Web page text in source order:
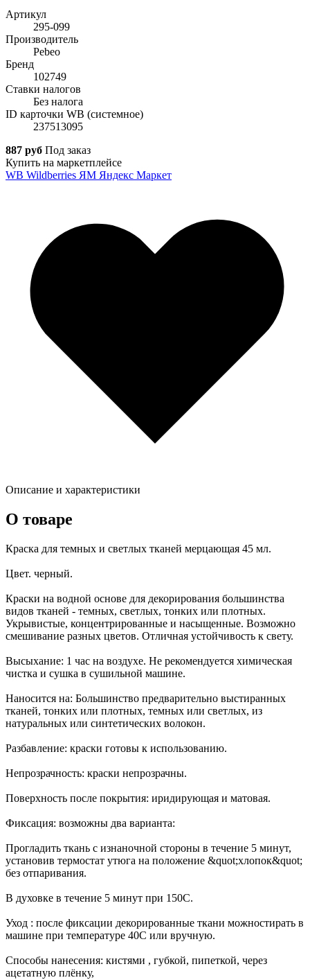
Артикул
295-099
Производитель
Pebeo
Бренд
102749
Ставки налогов
Без налога
ID карточки WB (системное)
237513095
887 руб Под заказ
Купить на маркетплейсе
WB Wildberries ЯМ Яндекс Маркет
Описание и характеристики
О товаре
Краска для темных и светлых тканей мерцающая 45 мл.
Цвет. черный.
Краски на водной основе для декорирования большинства
видов тканей - темных, светлых, тонких или плотных.
Укрывистые, концентрированные и насыщенные. Возможно
смешивание разных цветов. Отличная устойчивость к свету.
Высыхание: 1 час на воздухе. Не рекомендуется химическая
чистка и сушка в сушильной машине.
Наносится на: Большинство предварительно выстиранных
тканей, тонких или плотных, темных или светлых, из
натуральных или синтетических волокон.
Разбавление: краски готовы к использованию.
Непрозрачность: краски непрозрачны.
Поверхность после покрытия: иридирующая и матовая.
Фиксация: возможны два варианта:
Прогладить ткань с изнаночной стороны в течение 5 минут,
установив термостат утюга на положение &quot;хлопок&quot;
без отпаривания.
В духовке в течение 5 минут при 150С.
Уход : после фиксации декорированные ткани можностирать в
машине при температуре 40C или вручную.
Способы нанесения: кистями , губкой, пипеткой, через
ацетатную плёнку,